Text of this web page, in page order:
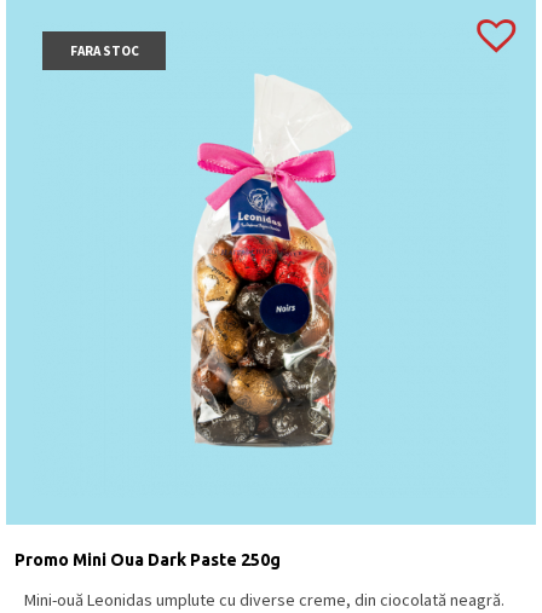
amidon deGRÂU,
ananas, sare, concentrat suc de
lămâie, lămâie, agenți de creștere (bicarbonat de
sodiu, carbonat de amoniu, condimente, albuș
concentrat de fructe, sare Guarande,
pectină, oțet balsamic, busuioc.“Marzipanul
căpșună” conține agent de colorare: carmin.
Ciocolată neagră (min. 54% cacao), Sao Tome
ciocolată neagră (min. 72% cacao), ciocolată
(min. 30% cacao), ciocolată albă.
Se păstrează la loc uscat și răcoros, la o
temperatură între 15⁰C – 18⁰C.Produs în Belgia
FARA STOC
Promo Mini Oua Dark Paste 250g
Mini-ouă Leonidas umplute cu diverse creme, din ciocolată neagră.